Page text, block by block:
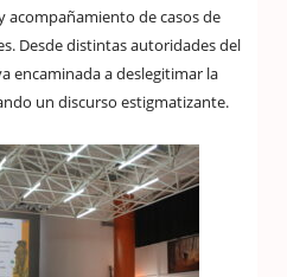
acompañamiento de casos de
Desde distintas autoridades del
encaminada a deslegitimar la
un discurso estigmatizante.